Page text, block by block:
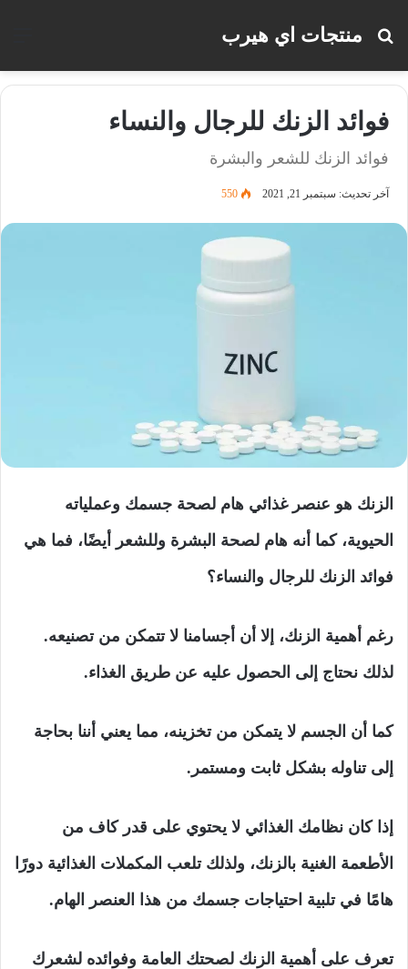
منتجات اي هيرب
بحث
فوائد الزنك للرجال والنساء
فوائد الزنك للشعر والبشرة
آخر تحديث: سبتمبر 21, 2021 550
الزنك هو عنصر غذائي هام لصحة جسمك وعملياته
الحيوية، كما أنه هام لصحة البشرة وللشعر أيضًا، فما هي
فوائد الزنك للرجال والنساء؟
رغم أهمية الزنك، إلا أن أجسامنا لا تتمكن من تصنيعه.
لذلك نحتاج إلى الحصول عليه عن طريق الغذاء.
كما أن الجسم لا يتمكن من تخزينه، مما يعني أننا بحاجة
إلى تناوله بشكل ثابت ومستمر.
إذا كان نظامك الغذائي لا يحتوي على قدر كاف من
الأطعمة الغنية بالزنك، ولذلك تلعب المكملات الغذائية دورًا
هامًا في تلبية احتياجات جسمك من هذا العنصر الهام.
تعرف على أهمية الزنك لصحتك العامة وفوائده لشعرك